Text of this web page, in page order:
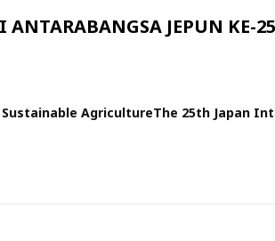
JEPUN KE-
AgricultureThe 25th Japan